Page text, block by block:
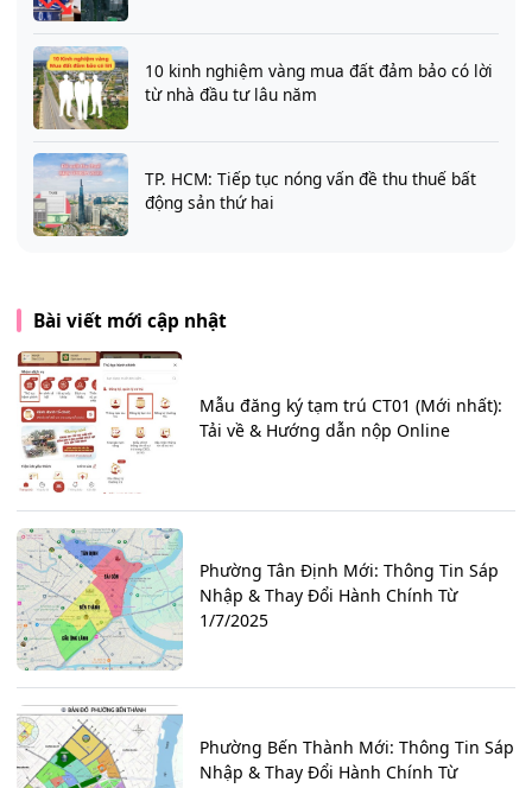
10 kinh nghiệm vàng mua đất đảm bảo có lời
từ nhà đầu tư lâu năm
TP. HCM: Tiếp tục nóng vấn đề thu thuế bất
động sản thứ hai
Bài viết mới cập nhật
Mẫu đăng ký tạm trú CT01 (Mới nhất):
Tải về & Hướng dẫn nộp Online
Phường Tân Định Mới: Thông Tin Sáp
Nhập & Thay Đổi Hành Chính Từ
1/7/2025
Phường Bến Thành Mới: Thông Tin Sáp
Nhập & Thay Đổi Hành Chính Từ